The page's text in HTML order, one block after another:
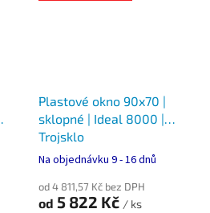
Plastové okno 90x70 |
sklopné | Ideal 8000 |
Trojsklo
Na objednávku 9 - 16 dnů
od 4 811,57 Kč bez DPH
od 5 822 Kč / ks